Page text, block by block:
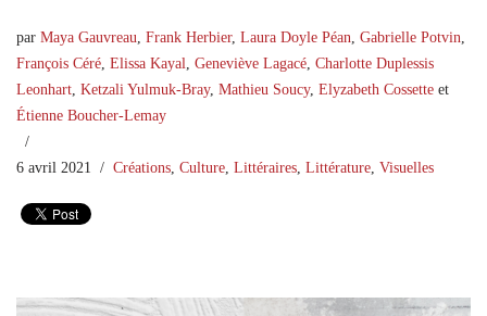
par Maya Gauvreau Frank Herbier, Laura Doyle Péan Gabrielle Potvin
François Céré Elissa Kayal Geneviève Lagacé Charlotte Duplessis
Leonhart Ketzali Yulmuk-Bray, Mathieu Soucy, Elyzabeth Cossette et
Étienne Boucher-Lemay
6 avril 2021 Créations Culture Littéraires Littérature Visuelles